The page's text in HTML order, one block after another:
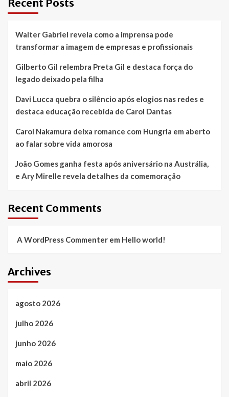
Recent Posts
Walter Gabriel revela como a imprensa pode
transformar a imagem de empresas e profissionais
Gilberto Gil relembra Preta Gil e destaca força do
legado deixado pela filha
Davi Lucca quebra o silêncio após elogios nas redes e
destaca educação recebida de Carol Dantas
Carol Nakamura deixa romance com Hungria em aberto
ao falar sobre vida amorosa
João Gomes ganha festa após aniversário na Austrália,
e Ary Mirelle revela detalhes da comemoração
Recent Comments
A WordPress Commenter em Hello world!
Archives
agosto 2026
julho 2026
junho 2026
maio 2026
abril 2026